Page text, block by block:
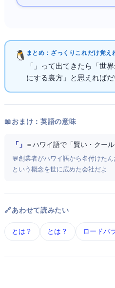
まとめ：ざっくりこれだけ覚えれ
「Akamai」って出てきたら「世
にする裏方」と思えればだい
📖 おまけ：英語の意味
「Akamai」 ＝ ハワイ語で「賢い・クール
💬 創業者がハワイ語から名付けたんだ
という概念を世に広めた会社だよ
🔗 あわせて読みたい
CDN とは？ DNS とは？ ロードバ